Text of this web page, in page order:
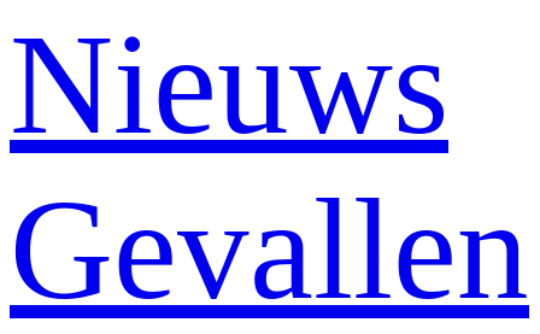
Nieuws
Gevallen